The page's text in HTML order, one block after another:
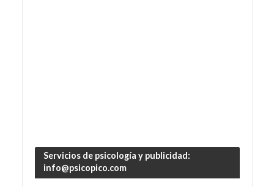
Servicios de psicología y publicidad:
info@psicopico.com